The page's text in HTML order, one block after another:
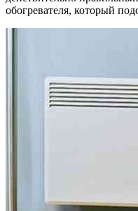
обогревателя, который